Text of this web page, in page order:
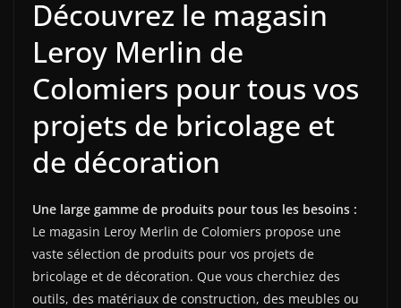
Découvrez le magasin
Leroy Merlin de
Colomiers pour tous vos
projets de bricolage et
de décoration
Une large gamme de produits pour tous les besoins :
Le magasin Leroy Merlin de Colomiers propose une
vaste sélection de produits pour vos projets de
bricolage et de décoration. Que vous cherchiez des
outils, des matériaux de construction, des meubles ou